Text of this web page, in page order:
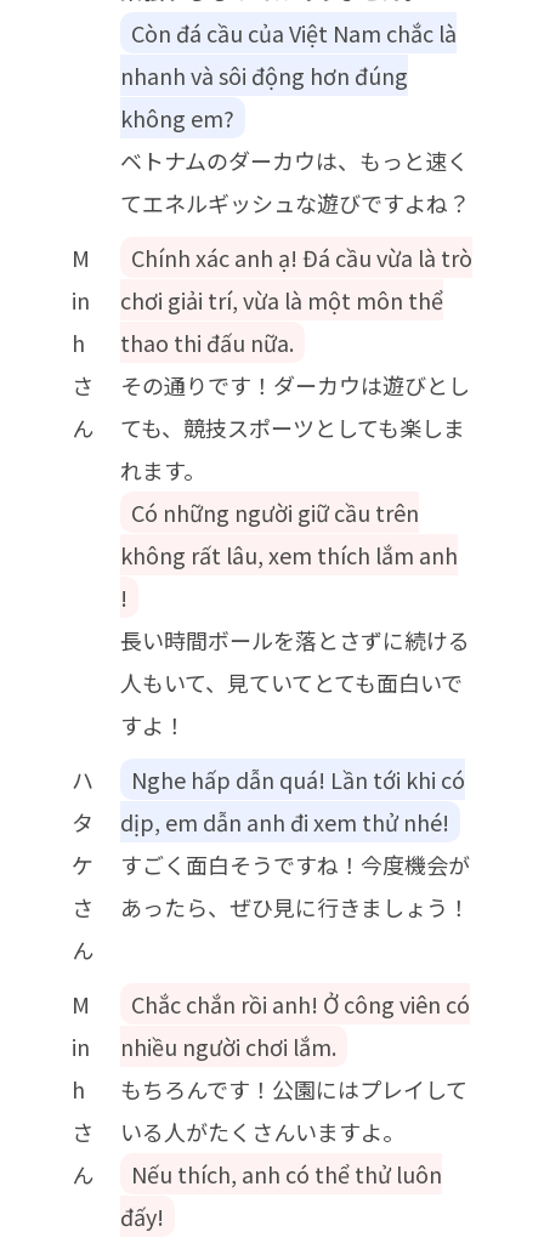
Còn đá cầu của Việt Nam chắc là
nhanh và sôi động hơn đúng
không em?
ベトナムのダーカウは、もっと速く
てエネルギッシュな遊びですよね？
M
in
h
さ
ん
Chính xác anh ạ! Đá cầu vừa là trò
chơi giải trí, vừa là một môn thể
thao thi đấu nữa.
その通りです！ダーカウは遊びとし
ても、競技スポーツとしても楽しま
れます。
Có những người giữ cầu trên
không rất lâu, xem thích lắm anh
!
長い時間ボールを落とさずに続ける
人もいて、見ていてとても面白いで
すよ！
ハ
タ
ケ
さ
ん
Nghe hấp dẫn quá! Lần tới khi có
dịp, em dẫn anh đi xem thử nhé!
すごく面白そうですね！今度機会が
あったら、ぜひ見に行きましょう！
M
in
h
さ
ん
Chắc chắn rồi anh! Ở công viên có
nhiều người chơi lắm.
もちろんです！公園にはプレイして
いる人がたくさんいますよ。
Nếu thích, anh có thể thử luôn
đấy!